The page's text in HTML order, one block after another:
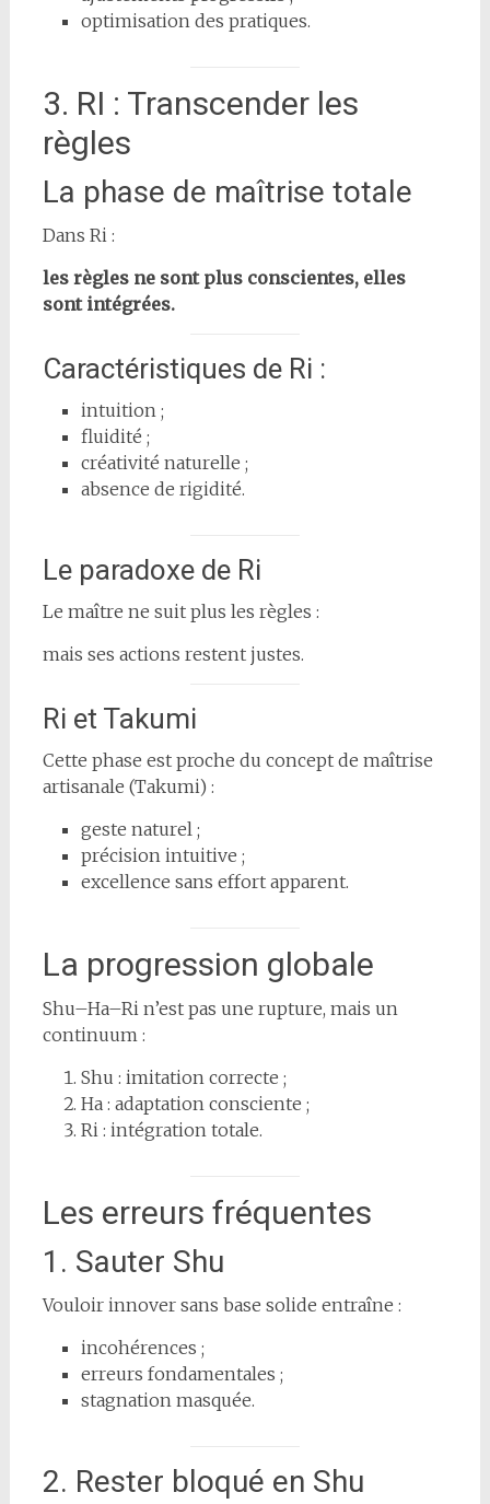
optimisation des pratiques.
3. RI : Transcender les
règles
La phase de maîtrise totale
Dans Ri :
les règles ne sont plus conscientes, elles
sont intégrées.
Caractéristiques de Ri :
intuition ;
fluidité ;
créativité naturelle ;
absence de rigidité.
Le paradoxe de Ri
Le maître ne suit plus les règles :
mais ses actions restent justes.
Ri et Takumi
Cette phase est proche du concept de maîtrise
artisanale (Takumi) :
geste naturel ;
précision intuitive ;
excellence sans effort apparent.
La progression globale
Shu–Ha–Ri n’est pas une rupture, mais un
continuum :
Shu : imitation correcte ;
Ha : adaptation consciente ;
Ri : intégration totale.
Les erreurs fréquentes
1. Sauter Shu
Vouloir innover sans base solide entraîne :
incohérences ;
erreurs fondamentales ;
stagnation masquée.
2. Rester bloqué en Shu